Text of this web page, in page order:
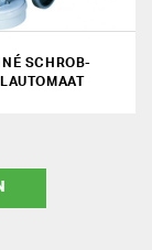
SCHROB-